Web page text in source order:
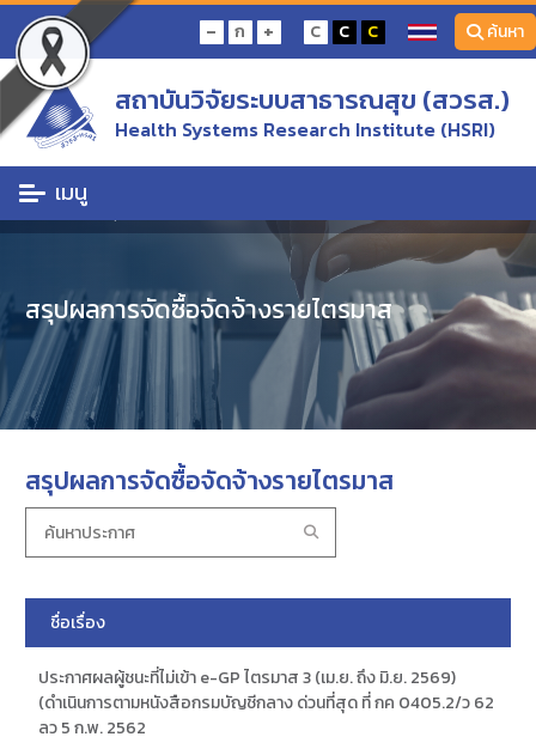
- ก + C C C ค้นหา
สถาบันวิจัยระบบสาธารณสุข (สวรส.)
Health Systems Research Institute (HSRI)
เมนู
สรุปผลการจัดซื้อจัดจ้างรายไตรมาส
สรุปผลการจัดซื้อจัดจ้างรายไตรมาส
ชื่อเรื่อง
ประกาศผลผู้ชนะที่ไม่เข้า e-GP ไตรมาส 3 (เม.ย. ถึง มิ.ย. 2569)
(ดำเนินการตามหนังสือกรมบัญชีกลาง ด่วนที่สุด ที่ กค 0405.2/ว 62
ลว 5 ก.พ. 2562